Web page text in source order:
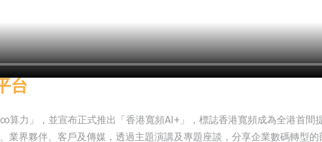
示函措施
台
力」，並宣布正式推出「香港寬頻AI+」，標誌香港寬頻成為全港首間
業界夥伴、客戶及傳媒，透過主題演講及專題座談，分享企業數碼轉型